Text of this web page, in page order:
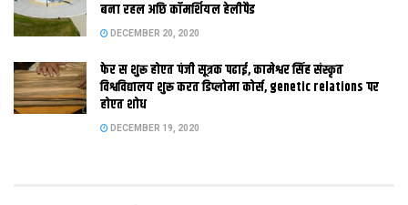
भेटलाक बाद न्यायालय घर जेबाक इच्छा रखला पर 18 वर्ष स अधिक बैसक
68टा युवती कए सबटा प्रक्रिया पूरा करि रिहा करबाक आदेश देलक।
अछि। व्यस्क युवति कए रखबा लेल कोनो आओर व्यवस्था हेबाक चाही कोर्ट
एहि पर सेहो तमसायल जे राज्य मे मात्र एकटा सुधार गृह उपलब्ध अछि।
बना रहल अछि कॉमर्शियल हेलीपैड
DECEMBER 20, 2020
फेर स शुरू होएत पंजी सूत्रक पढाई, कामेश्वर सिंह संस्कृत
विश्वविद्यालय शुरू करत डिप्लोमा कोर्स, genetic relations पर
होएत शोध
DECEMBER 19, 2020